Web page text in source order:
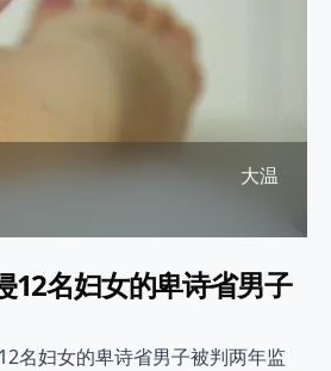
大温
12名妇女的卑诗省男子
名妇女的卑诗省男子被判两年监